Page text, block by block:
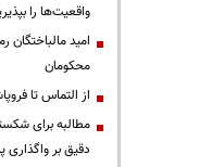
واقعیت‌ها را
امید مالباختگان
محکومان
از التماس تا
مطالبه برای
دقیق بر واگذاری